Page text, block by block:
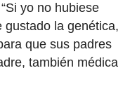
yo no hubiese
gustado la genética,
que sus padres
también médica